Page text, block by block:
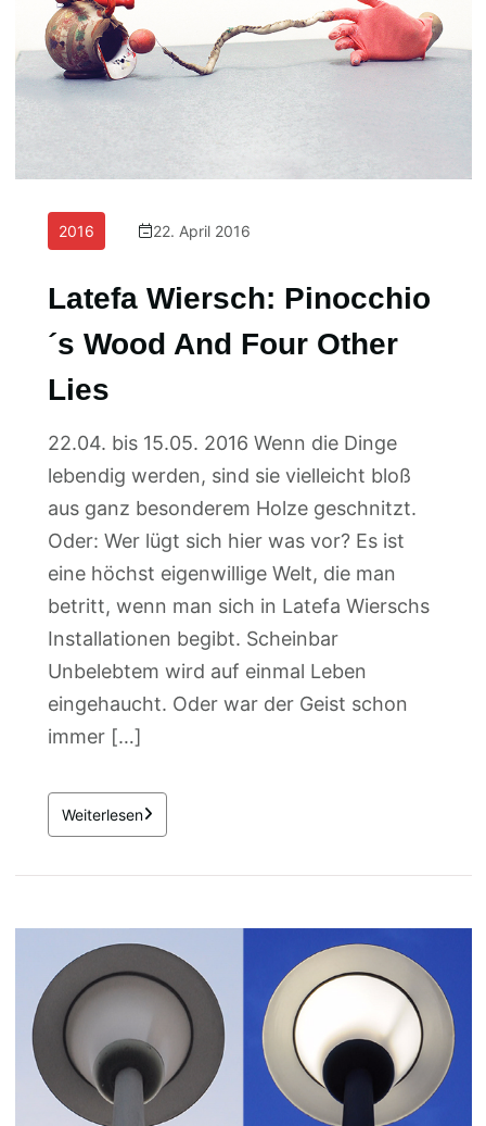
2016 22. April 2016
Latefa Wiersch: Pinocchio
´s Wood And Four Other
Lies
22.04. bis 15.05. 2016 Wenn die Dinge
lebendig werden, sind sie vielleicht bloß
aus ganz besonderem Holze geschnitzt.
Oder: Wer lügt sich hier was vor? Es ist
eine höchst eigenwillige Welt, die man
betritt, wenn man sich in Latefa Wierschs
Installationen begibt. Scheinbar
Unbelebtem wird auf einmal Leben
eingehaucht. Oder war der Geist schon
immer […]
Weiterlesen